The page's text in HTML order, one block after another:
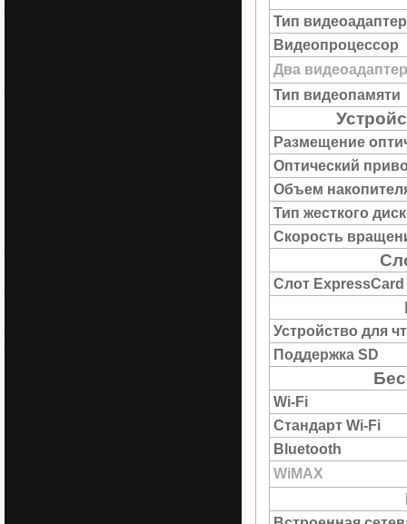
Тип
Видеопроцессор
Два
Тип видеопамяти
Размещение
Оптический
Объем
Тип жесткого
Скорость
Слот ExpressCard
Устройство для
Поддержка SD
Wi-Fi
Стандарт Wi-Fi
Bluetooth
WiMAX